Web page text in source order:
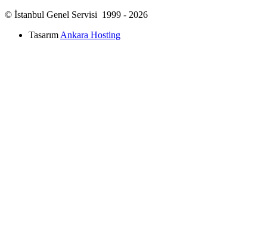
© İstanbul Genel Servisi 1999 - 2026
Tasarım Ankara Hosting